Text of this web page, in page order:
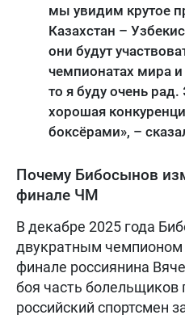
мы увидим крутое
Казахстан –
они будут
чемпионатах мира
то я буду очень рад.
хорошая
боксёрами», –
Почему Бибосынов
финале ЧМ
В декабре 2025 года
двукратным чемпионом
финале россиянина
боя часть болельщиков
российский спортсмен